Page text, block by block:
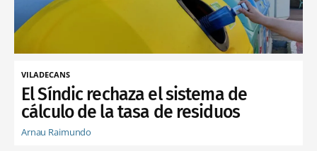
VILADECANS
El Síndic rechaza el sistema de
cálculo de la tasa de residuos
Arnau Raimundo